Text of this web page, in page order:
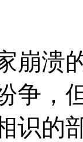
崩溃
争，
识的